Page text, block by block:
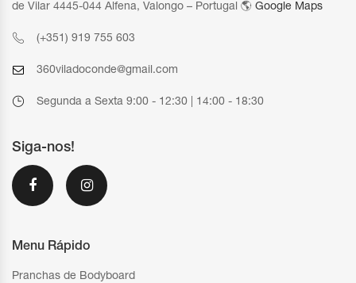
de Vilar 4445-044 Alfena, Valongo – Portugal 🌎 Google Maps
(+351) 919 755 603
360viladoconde@gmail.com
Segunda a Sexta 9:00 - 12:30 | 14:00 - 18:30
Siga-nos!
Menu Rápido
Pranchas de Bodyboard